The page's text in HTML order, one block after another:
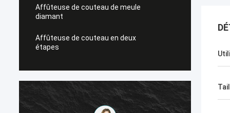
Affûteuse de couteau de meule
diamant
Affûteuse de couteau en deux
étapes